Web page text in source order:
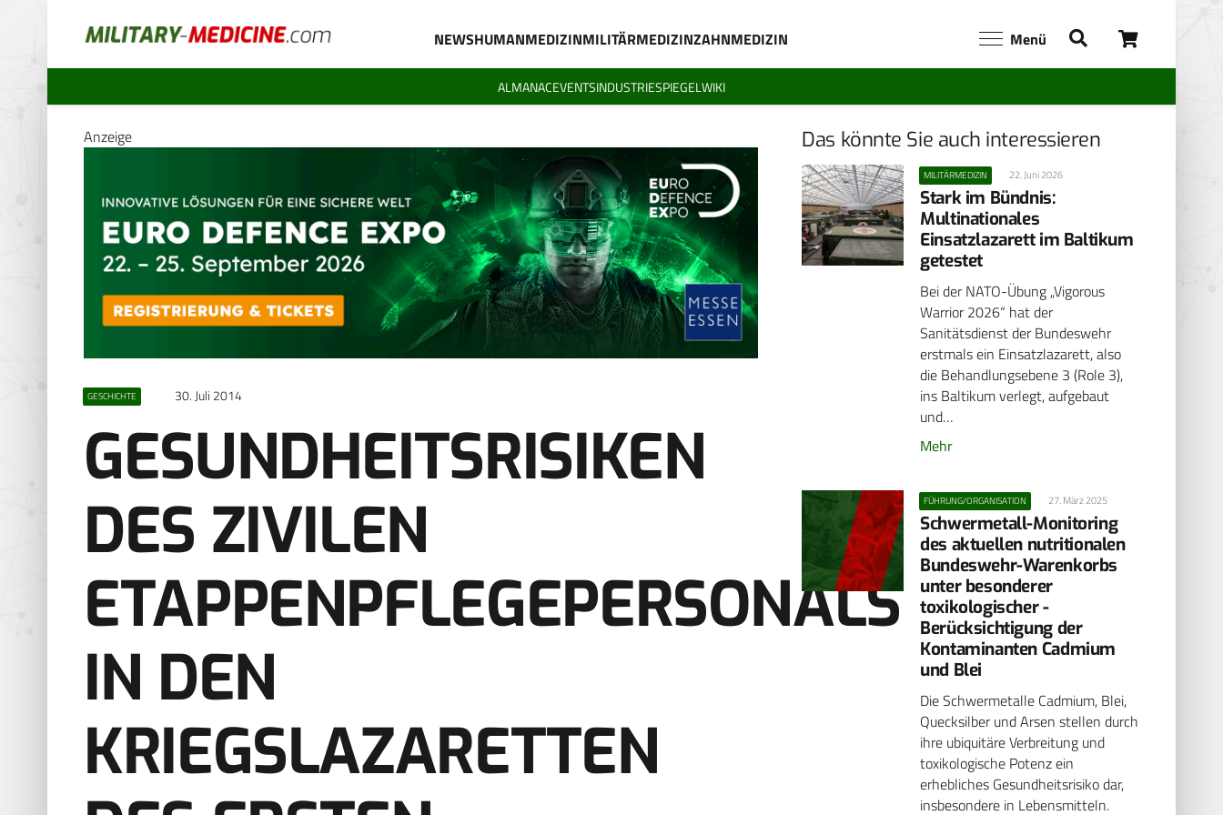
NEWSHUMANMEDIZINMILITÄRMEDIZINZAHNMEDIZIN Menü
ALMANACEVENTSINDUSTRIESPIEGELWIKI
Anzeige
GESCHICHTE 30. Juli 2014
GESUNDHEITSRISIKEN
DES ZIVILEN
ETAPPENPFLEGEPERSONALS
IN DEN
KRIEGSLAZARETTEN
Das könnte Sie auch interessieren
MILITÄRMEDIZIN 22. Juni 2026
Stark im Bündnis:
Multinationales
Einsatzlazarett im Baltikum
getestet
Bei der NATO-Übung „Vigorous
Warrior 2026“ hat der
Sanitätsdienst der Bundeswehr
erstmals ein Einsatzlazarett, also
die Behandlungsebene 3 (Role 3),
ins Baltikum verlegt, aufgebaut
und…
Mehr
FÜHRUNG/ORGANISATION 27. März 2025
Schwermetall-Monitoring
des aktuellen nutritionalen
Bundeswehr-Warenkorbs
unter besonderer
toxikologischer ­
Berücksichtigung der
Kontaminanten Cadmium
und Blei
Die Schwermetalle Cadmium, Blei,
Quecksilber und Arsen stellen durch
ihre ubiquitäre Verbreitung und
toxikologische Potenz ein
erhebliches Gesundheitsrisiko dar,
insbesondere in Lebensmitteln.